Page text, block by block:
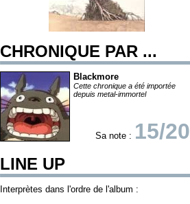
CHRONIQUE PAR ...
Blackmore
Cette chronique a été importée
depuis metal-immortel
Sa note : 15/20
LINE UP
Interprètes dans l'ordre de l'album :